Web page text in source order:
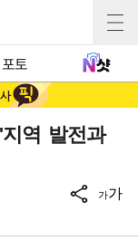
포토
역 발전과
가가